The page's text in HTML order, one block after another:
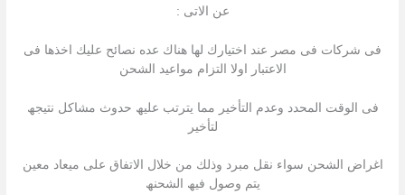
عن الاتى :
فى شركات فى مصر عند اختیارك لھا ھناك عده نصائح علیك اخذھا فى
الاعتبار اولا التزام مواعید الشحن
فى الوقت المحدد وعدم التأخیر مما یترتب علیھ حدوث مشاكل نتیجھ
لتأخیر
اغراض الشحن سواء نقل مبرد وذلك من خلال الاتفاق على میعاد معین
یتم وصول فیھ الشحنھ